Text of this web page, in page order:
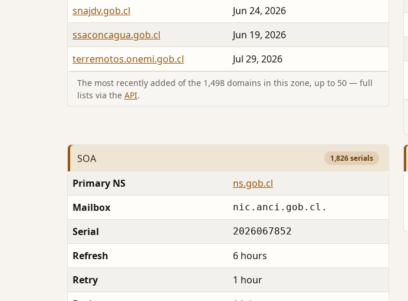
snajdv.gob.cl
Jun 24, 2026
ssaconcagua.gob.cl
Jun 19, 2026
terremotos.onemi.gob.cl
Jul 29, 2026
The most recently added of the 1,498 domains in this zone, up to 50 — full
lists via the API.
SOA 1,826 serials
Primary NS
ns.gob.cl
Mailbox
nic.anci.gob.cl.
Serial 2026067852
Refresh
6 hours
Retry
1 hour